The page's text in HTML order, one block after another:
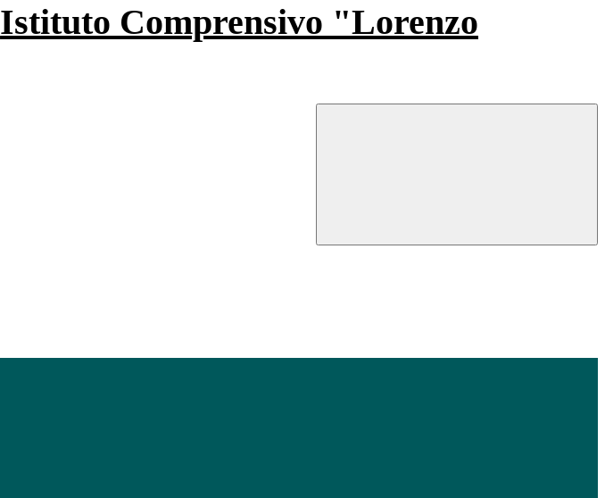
Istituto Comprensivo "Lorenzo